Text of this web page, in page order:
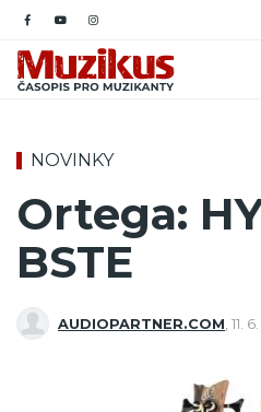
NOVINKY
Ortega:
BSTE
AUDIOPARTNER.COM 11.